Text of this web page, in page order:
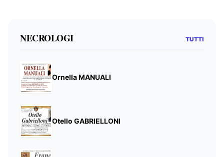
NECROLOGI TUTTI
Ornella MANUALI
Otello GABRIELLONI